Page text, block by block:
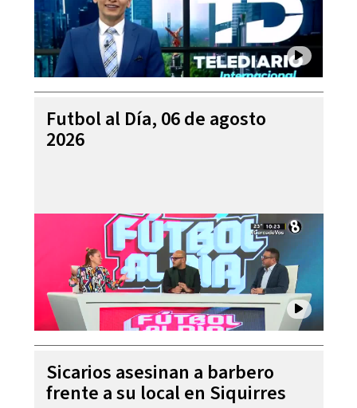
Futbol al Día, 06 de agosto
2026
Sicarios asesinan a barbero
frente a su local en Siquirres